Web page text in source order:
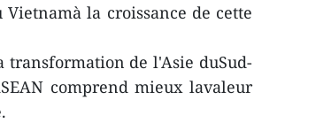
la croissance de cette
de l'Asie duSud-
comprend mieux lavaleur